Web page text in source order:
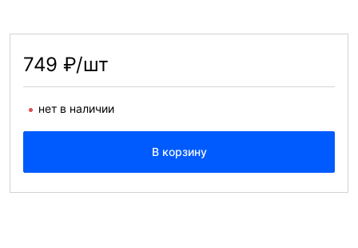
749 ₽/шт
нет в наличии
В корзину